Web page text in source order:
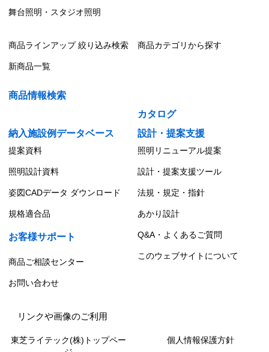
舞台照明・スタジオ照明
商品ラインアップ 絞り込み検索 商品カテゴリから探す
新商品一覧
商品情報検索
カタログ
納入施設例データベース
設計・提案支援
提案資料 照明リニューアル提案
照明設計資料 設計・提案支援ツール
姿図CADデータ ダウンロード 法規・規定・指針
規格適合品 あかり設計
お客様サポート Q&A・よくあるご質問
商品ご相談センター
このウェブサイトについて
お問い合わせ
リンクや画像のご利用
東芝ライテック(株)トップペー
個人情報保護方針